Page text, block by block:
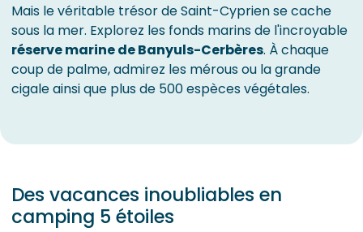
Mais le véritable trésor de Saint-Cyprien se cache
sous la mer. Explorez les fonds marins de l'incroyable
réserve marine de Banyuls-Cerbères. À chaque
coup de palme, admirez les mérous ou la grande
cigale ainsi que plus de 500 espèces végétales.
Des vacances inoubliables en
camping 5 étoiles